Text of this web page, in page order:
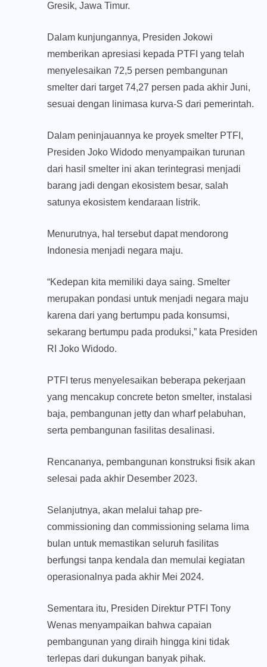
Gresik, Jawa Timur.
Dalam kunjungannya, Presiden Jokowi
memberikan apresiasi kepada PTFI yang telah
menyelesaikan 72,5 persen pembangunan
smelter dari target 74,27 persen pada akhir Juni,
sesuai dengan linimasa kurva-S dari pemerintah.
Dalam peninjauannya ke proyek smelter PTFI,
Presiden Joko Widodo menyampaikan turunan
dari hasil smelter ini akan terintegrasi menjadi
barang jadi dengan ekosistem besar, salah
satunya ekosistem kendaraan listrik.
Menurutnya, hal tersebut dapat mendorong
Indonesia menjadi negara maju.
“Kedepan kita memiliki daya saing. Smelter
merupakan pondasi untuk menjadi negara maju
karena dari yang bertumpu pada konsumsi,
sekarang bertumpu pada produksi,” kata Presiden
RI Joko Widodo.
PTFI terus menyelesaikan beberapa pekerjaan
yang mencakup concrete beton smelter, instalasi
baja, pembangunan jetty dan wharf pelabuhan,
serta pembangunan fasilitas desalinasi.
Rencananya, pembangunan konstruksi fisik akan
selesai pada akhir Desember 2023.
Selanjutnya, akan melalui tahap pre-
commissioning dan commissioning selama lima
bulan untuk memastikan seluruh fasilitas
berfungsi tanpa kendala dan memulai kegiatan
operasionalnya pada akhir Mei 2024.
Sementara itu, Presiden Direktur PTFI Tony
Wenas menyampaikan bahwa capaian
pembangunan yang diraih hingga kini tidak
terlepas dari dukungan banyak pihak.